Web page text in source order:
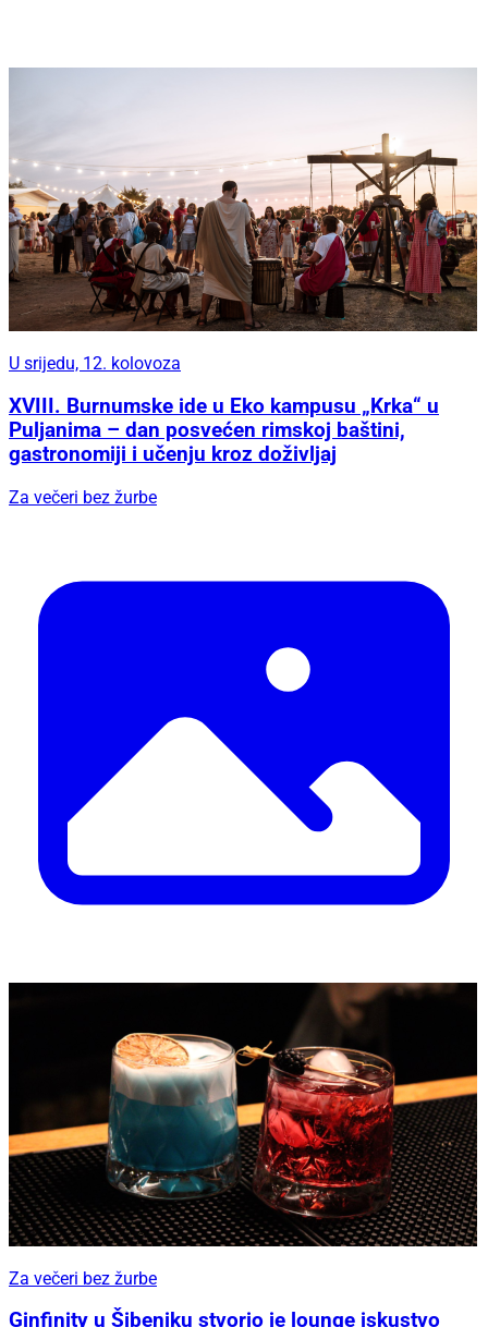
U srijedu, 12. kolovoza
XVIII. Burnumske ide u Eko kampusu „Krka“ u
Puljanima – dan posvećen rimskoj baštini,
gastronomiji i učenju kroz doživljaj
Za večeri bez žurbe
Za večeri bez žurbe
Ginfinity u Šibeniku stvorio je lounge iskustvo